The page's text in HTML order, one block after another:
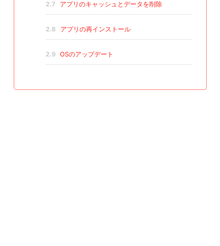
2.7 アプリのキャッシュとデータを削除
2.8 アプリの再インストール
2.9 OSのアップデート